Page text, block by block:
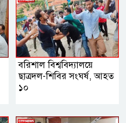
বরিশাল বিশ্ববিদ্যালয়ে
ছাত্রদল-শিবির সংঘর্ষ, আহত
১০